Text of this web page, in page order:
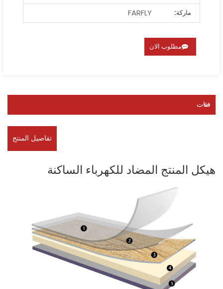
ماركة:
FARFLY
مطلوب الان
فئات
تفاصيل المنتج
هيكل المنتج المضاد للكهرباء الساكنة